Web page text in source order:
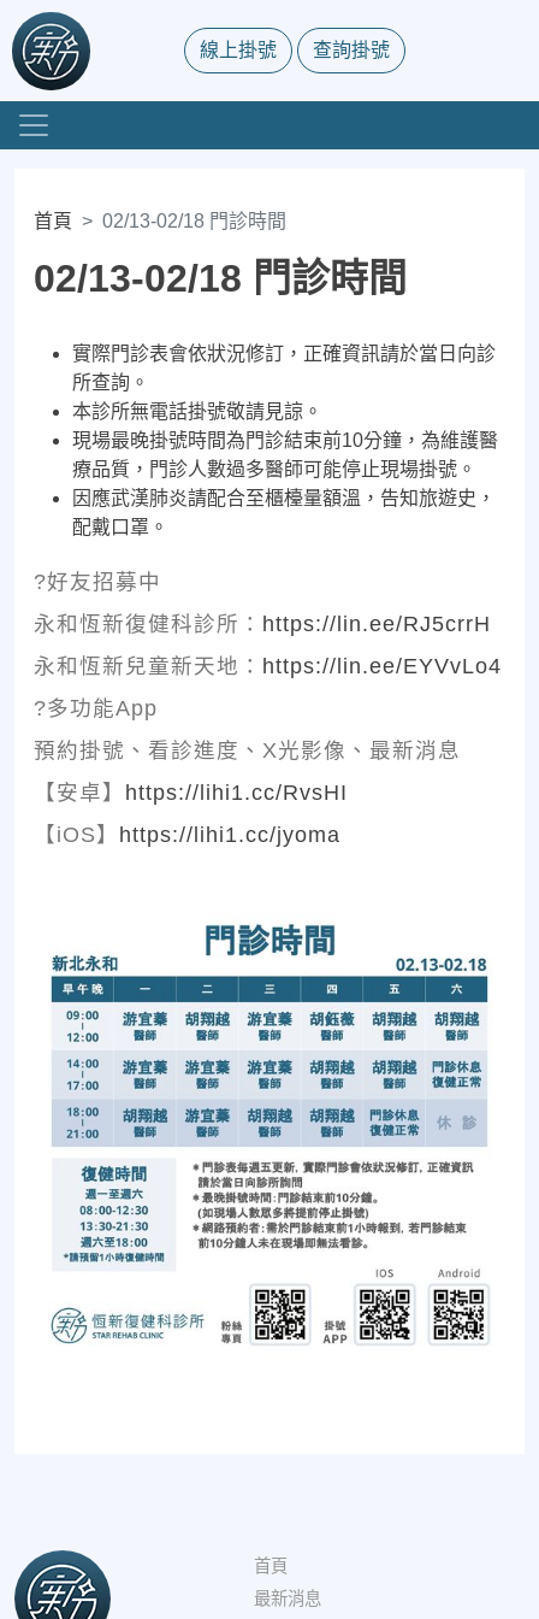
線上掛號 查詢掛號
首頁 02/13-02/18 門診時間
02/13-02/18 門診時間
實際門診表會依狀況修訂，正確資訊請於當日向診
所查詢。
本診所無電話掛號敬請見諒。
現場最晚掛號時間為門診結束前10分鐘，為維護醫
療品質，門診人數過多醫師可能停止現場掛號。
因應武漢肺炎請配合至櫃檯量額溫，告知旅遊史，
配戴口罩。
?好友招募中
永和恆新復健科診所： https://lin.ee/RJ5crrH
永和恆新兒童新天地： https://lin.ee/EYVvLo4
?多功能App
預約掛號、看診進度、X光影像、最新消息
【安卓】 https://lihi1.cc/RvsHI
【iOS】 https://lihi1.cc/jyoma
首頁
最新消息